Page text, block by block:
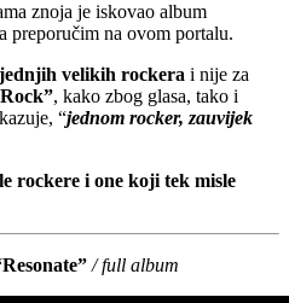
znoja je iskovao album
preporučim na ovom portalu.
velikih rockera i nije za
, kako zbog glasa, tako i
“jednom rocker, zauvijek
rockere i one koji tek misle
/ full album